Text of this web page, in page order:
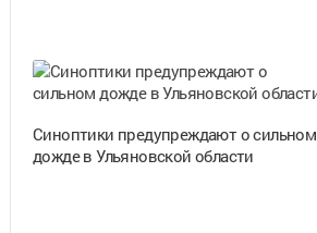
Синоптики предупреждают о сильном
дожде в Ульяновской области